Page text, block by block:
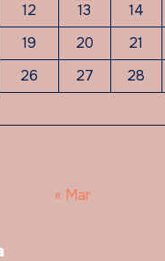
12 13 14
19 20 21
26 27 28
« Mar